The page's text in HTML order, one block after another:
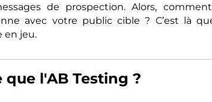
de prospection. Alors,
avec votre public cible ? C’est là
en jeu.
que l'AB Testing ?